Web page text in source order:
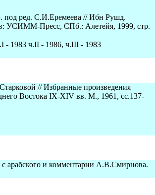
под ред. С.И.Еремеева // Ибн Рушд.
УСИММ-Пресс, СПб.: Алетейя, 1999, стр.
- 1983 ч.II - 1986, ч.III - 1983
// Избранные произведения
Востока IX-XIV вв. М., 1961, сс.137-
арабского и комментарии А.В.Смирнова.